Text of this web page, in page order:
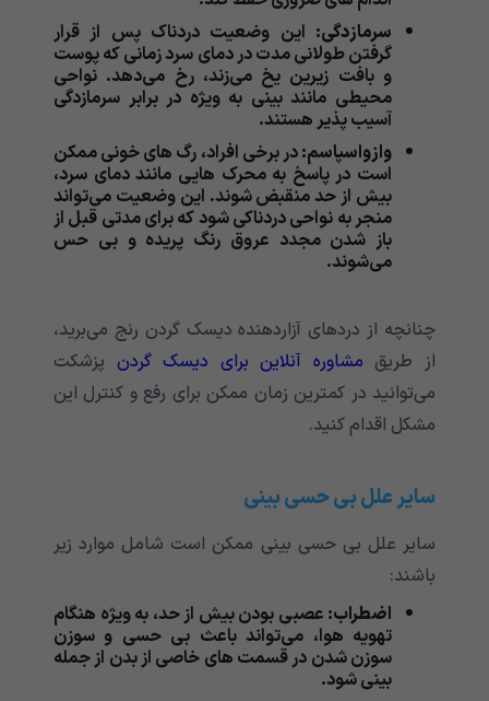
سرمازدگی: این وضعیت دردناک پس از قرار
گرفتن طولانی مدت در دمای سرد زمانی که پوست
و بافت زیرین یخ می‌‌‌‌‌‌‌‌‌‌‌زند، رخ می‌‌‌‌‌‌‌‌‌‌‌دهد. نواحی
محیطی مانند بینی به ویژه در برابر سرمازدگی
آسیب پذیر هستند.
وازواسپاسم:در برخی افراد، رگ های خونی ممکن
است در پاسخ به محرک هایی مانند دمای سرد،
بیش از حد منقبض شوند. این وضعیت می‌‌‌‌‌‌‌‌‌‌‌تواند
منجر به نواحی دردناکی شود که برای مدتی قبل از
باز شدن مجدد عروق رنگ پریده و بی حس
می‌‌‌‌‌‌‌‌‌‌‌شوند.
چنانچه از دردهای آزاردهنده دیسک گردن رنج می‌برید،
از طریق مشاوره آنلاین برای دیسک گردن پزشکت
می‌توانید در کمترین زمان ممکن برای رفع و کنترل این
مشکل اقدام کنید.
سایر علل بی حسی بینی
سایر علل بی حسی بینی ممکن است شامل موارد زیر
باشند:
اضطراب: عصبی بودن بیش از حد، به ویژه هنگام
تهویه هوا، می‌‌‌‌‌‌‌‌‌‌‌تواند باعث بی حسی و سوزن
سوزن شدن در قسمت های خاصی از بدن از جمله
بینی شود.